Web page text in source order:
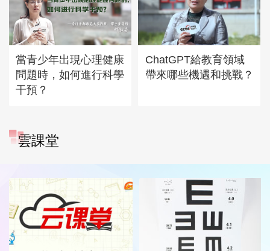
當青少年出現心理健康
問題時，如何進行科學
干預？
ChatGPT給教育領域
帶來哪些機遇和挑戰？
雲課堂